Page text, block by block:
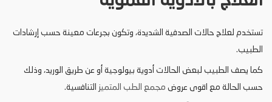
تستخدم لعلاج حالات الصدفية الشديدة، وتكون بجرعات معينة حسب إرشادات
الطبيب.
كما يصف الطبيب لبعض الحالات أدوية بيولوجية أو عن طريق الوريد، وذلك
حسب الحالة مع اقوى عروض مجمع الطب المتميز التنافسية.